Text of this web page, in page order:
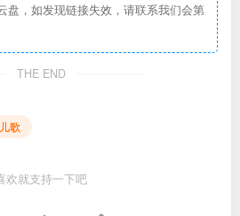
盘，如发现链接失效，请联系我们会第
THE END
歌
欢就支持一下吧